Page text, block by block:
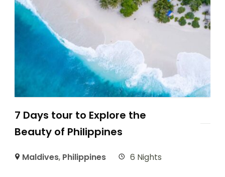
7 Days tour to Explore the
Beauty of Philippines
Maldives, Philippines 6 Nights